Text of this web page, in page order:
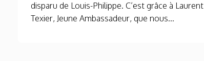
disparu de Louis-Philippe. C’est grâce à Laurent
Texier, Jeune Ambassadeur, que nous...